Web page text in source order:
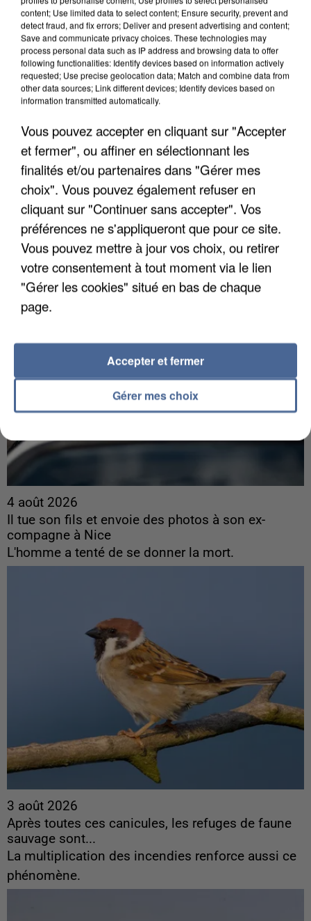
4 août 2026
Le gouvernement et l’Ademe publient une carte
interactive des lieux...
Les habitants peuvent partager les points frais
près de chez eux.
4 août 2026
Il tue son fils et envoie des photos à son ex-
compagne à Nice
L'homme a tenté de se donner la mort.
3 août 2026
Après toutes ces canicules, les refuges de faune
sauvage sont...
La multiplication des incendies renforce aussi ce
phénomène.
content; Use limited data to select content; Ensure security, prevent and
detect fraud, and fix errors; Deliver and present advertising and content;
Save and communicate privacy choices. These technologies may
process personal data such as IP address and browsing data to offer
following functionalities: Identify devices based on information actively
requested; Use precise geolocation data; Match and combine data from
other data sources; Link different devices; Identify devices based on
information transmitted automatically.
Vous pouvez accepter en cliquant sur "Accepter
et fermer", ou affiner en sélectionnant les
finalités et/ou partenaires dans "Gérer mes
choix". Vous pouvez également refuser en
cliquant sur "Continuer sans accepter". Vos
préférences ne s'appliqueront que pour ce site.
Vous pouvez mettre à jour vos choix, ou retirer
votre consentement à tout moment via le lien
"Gérer les cookies" situé en bas de chaque
page.
Gérer mes choix
Accepter et fermer